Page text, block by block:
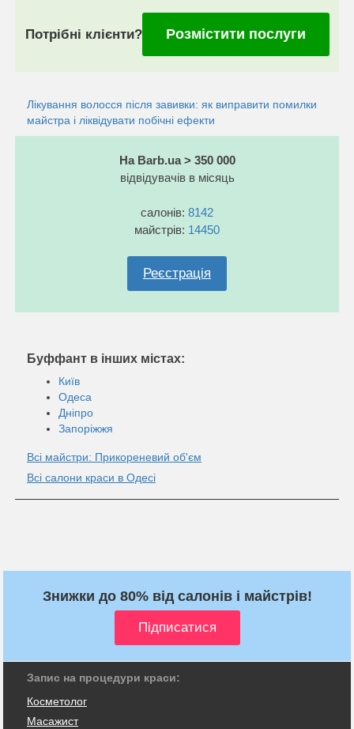
Потрібні клієнти? Розмістити послуги
Лікування волосся після завивки: як виправити помилки
майстра і ліквідувати побічні ефекти
На Barb.ua > 350 000
відвідувачів в місяць
салонів: 8142
майстрів: 14450
Реєстрація
Буффант в інших містах:
Київ
Одеса
Дніпро
Запоріжжя
Всі майстри: Прикореневий об'єм
Всі салони краси в Одесі
Знижки до 80% від салонів і майстрів!
Запис на процедури краси:
Косметолог
Масажист